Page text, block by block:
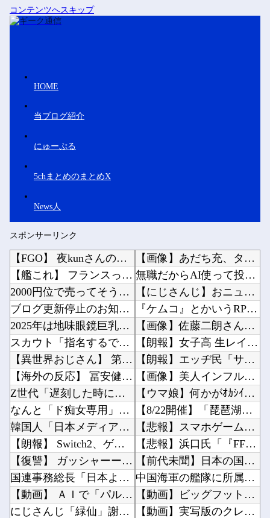
コンテンツへスキップ
HOME
当ブログ紹介
にゅーぷる
5chまとめのまとめX
News人
スポンサーリンク
【FGO】 夜kunさんのモルガンイラスト！！ 蝶の羽好きです！
【艦これ】 フランスってSHS持ってたのか
2000円位で売ってそうなエ□同人的デビルサマナー 第2話
ブログ更新停止のお知らせ
2025年は地味眼鏡巨乳先輩が流行る
スカウト「指名するで」高校生「大学行きます」←これｗｗｗｗｗ
【異世界おじさん】 第8話 感想 これが俺の知る最強の生物だ！
【海外の反応】 冨安健洋がクリスタル・パレス加入へ「アーセナルサポの好きなクラブで良かった...
Z世代「遅刻した時に怒ってくる上司は無能。過ぎた事ネチネチ言っても前に進まない」
なんと「ド痴女専用」のドスケベマンション！？
韓国人「日本メディアが2002年ワールドカップ韓国準決勝も調査すべきと主張！」→「英国メデ...
【朗報】 Switch2、ゲームキューブを抜く。発売約1年で2368万台突破
【復讐】 ガッシャーーーーン！ 相手と自分の車の前方がぶつかった。
国連事務総長「日本よ、国連にお金がない。このままでは国連が完全崩壊する。助けろ」
【動画】 ＡＩで「パルクール映像」を作ったらなんかコワい結果に…ｗ！！
にじさんじ「緑仙」謝罪と募集を一緒にして怒られる「VTuberが歌ってこなかった埋もれた曲...
【画像】あだち充、タッチの上杉達也が浅倉南に告白したシーンを完全再現wwwwwww他
無職だからAI使って投資で稼ごうと思う他
【にじさんじ】おニュイがナルホドくんに驚いとる他
『ケムコ』とかいうRPGを大量生産してる謎のメーカー他
【画像】佐藤二朗さん、妻にハグを要請して認められたと報告→Ｘ民「妻には確認するのに共演者...
【朗報】女子高 生レイヤー、臭いやつに苦言 「洋服は一回全部熱湯につけよう！洗濯機はキッチ...
【朗報】エッヂ民「サッカーより面白いスポーツある？」→野球vsサッカーの予想外な展開がカオ...
【画像】美人インフルエンサーさん「20歳でアルファード一括で買えちゃう私って素敵」←これっ...
【ウマ娘】何かがｵｶｼｲ…賢さトレーニング（早押しクイズ）他
【8/22開催】「琵琶湖三市同時花火大会」、各市公式「そんな花火大会は存在しない」→ 高価...
【悲報】スマホゲーム、ガチで逝く・・・・・・・・他
【悲報】浜口氏「『FF7 リバース』の大量コンテンツで疲れ、離れたプレイヤーいた」他
【前代未聞】日本の国税、崩壊→去年、懲戒処分37人 今年は3月時点で懲戒処分すでに20人以...
中国海軍の艦隊に所属する052C型ミサイル駆逐艦「長春」と052D型「厦門」が編隊航行訓練...
【動画】ビッグフットの正体が判明他
【動画】実写版のクレヨンしんちゃん、バズりすぎて80万いいねｗ他